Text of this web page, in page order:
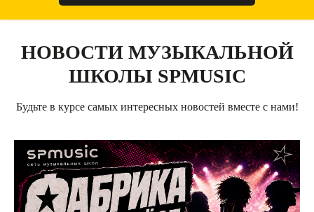
НОВОСТИ МУЗЫКАЛЬНОЙ
ШКОЛЫ SPMUSIC
Будьте в курсе самых интересных новостей вместе с нами!